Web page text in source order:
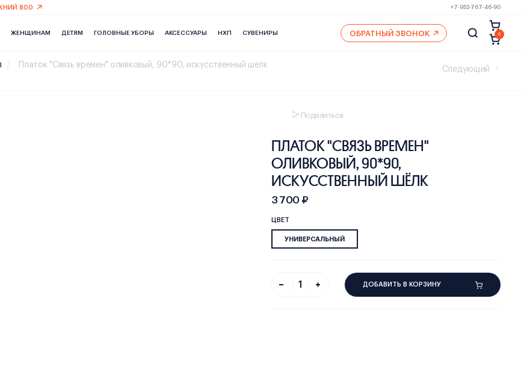
800 +7-952-767-46-90
ЖЕНЩИНАМ ДЕТЯМ ГОЛОВНЫЕ УБОРЫ АКСЕССУАРЫ НХП СУВЕНИРЫ ОБРАТНЫЙ ЗВОНОК 0
Следующий
Платок "Связь времен" оливковый, 90*90, искусственный шёлк
Поделиться
ПЛАТОК "СВЯЗЬ ВРЕМЕН"
ОЛИВКОВЫЙ, 90*90,
ИСКУССТВЕННЫЙ ШЁЛК
3 700 ₽
ЦВЕТ
УНИВЕРСАЛЬНЫЙ
ДОБАВИТЬ В КОРЗИНУ